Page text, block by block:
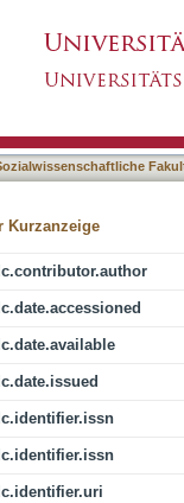
Kurzanzeige